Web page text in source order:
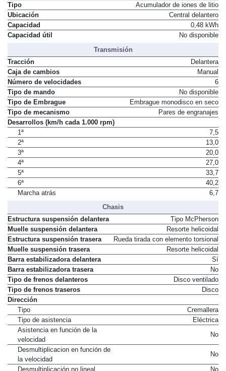
Tipo
Acumulador de iones de litio
Ubicación
Central delantero
Capacidad
0,48 kWh
Capacidad útil
No disponible
Transmisión
Tracción
Delantera
Caja de cambios
Manual
Número de velocidades
6
Tipo de mando
No disponible
Tipo de Embrague
Embrague monodisco en seco
Tipo de mecanismo
Pares de engranajes
Desarrollos (km/h cada 1.000 rpm)
1ª
7,5
2ª
13,0
3ª
20,0
4ª
27,0
5ª
33,7
6ª
40,2
Marcha atrás
6,7
Chasis
Estructura suspensión delantera
Tipo McPherson
Muelle suspensión delantera
Resorte helicoidal
Estructura suspensión trasera
Rueda tirada con elemento torsional
Muelle suspensión trasera
Resorte helicoidal
Barra estabilizadora delantera
Sí
Barra estabilizadora trasera
No
Tipo de frenos delanteros
Disco ventilado
Tipo de frenos traseros
Disco
Dirección
Tipo
Cremallera
Tipo de asistencia
Eléctrica
Asistencia en función de la
velocidad
No
Desmultiplicacion en función de
la velocidad
No
Desmultiplicación no lineal
No